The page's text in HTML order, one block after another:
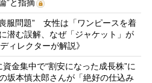
”と指摘
服問題” 女性は「ワンピースを着
潜む誤解、なぜ「ジャケット」が
ィレクターが解説》
金集中で“割安になった成長株”に
本慎太郎さんが「絶好の仕込み